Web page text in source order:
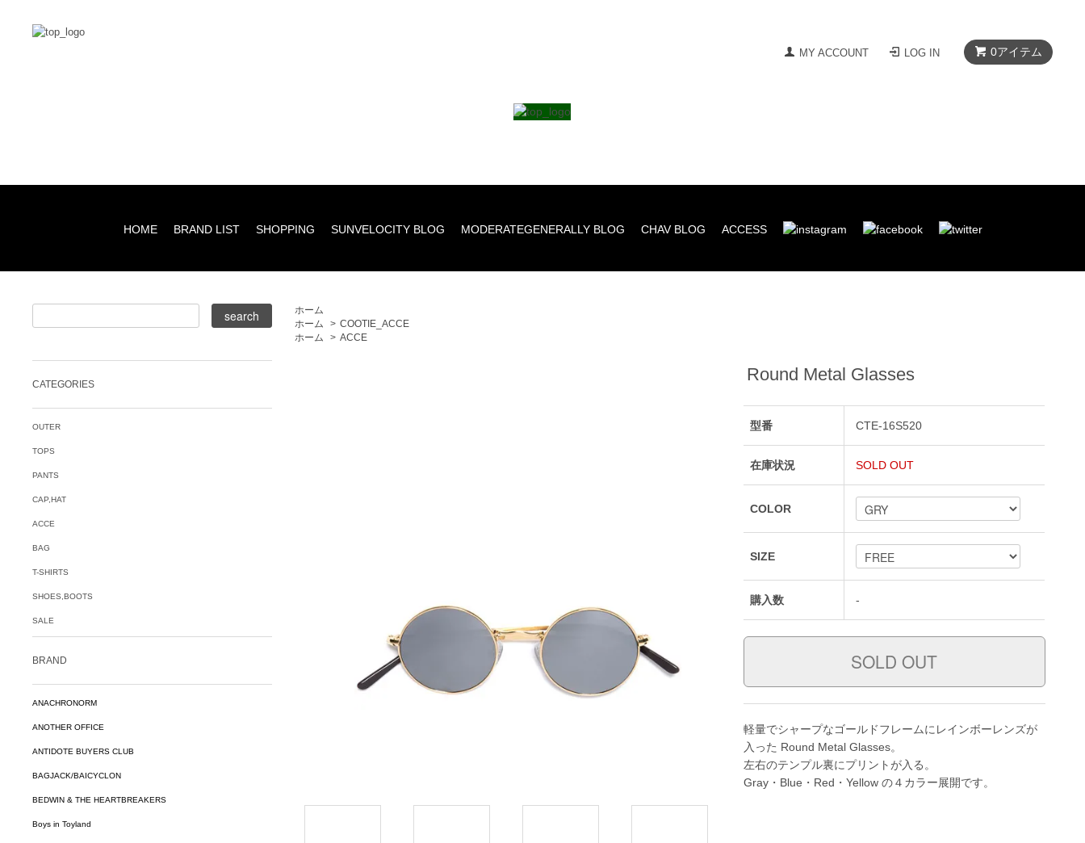
0アイテム
MY ACCOUNT LOG IN
HOME BRAND LIST SHOPPING SUNVELOCITY BLOG MODERATEGENERALLY BLOG CHAV BLOG ACCESS
ホーム
ホーム
> COOTIE_ACCE
ホーム
> ACCE
Round Metal Glasses
型番 CTE-16S520
在庫状況 SOLD OUT
COLOR
SIZE
購入数 -
軽量でシャープなゴールドフレームにレインボーレンズが
入った Round Metal Glasses。
左右のテンプル裏にプリントが入る。
Gray・Blue・Red・Yellow の４カラー展開です。
CATEGORIES
OUTER
TOPS
PANTS
CAP,HAT
ACCE
BAG
T-SHIRTS
SHOES,BOOTS
SALE
BRAND
ANACHRONORM
ANOTHER OFFICE
ANTIDOTE BUYERS CLUB
BAGJACK/BAICYCLON
BEDWIN & THE HEARTBREAKERS
Boys in Toyland